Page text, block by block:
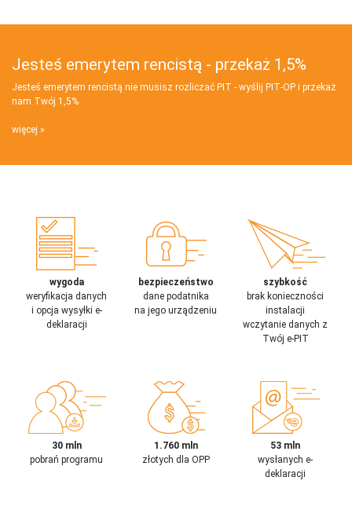
Jesteś emerytem rencistą - przekaż 1,5%
Jesteś emerytem rencistą nie musisz rozliczać PIT - wyślij PIT‑OP i przekaż
nam Twój 1,5%
więcej
wygoda
weryfikacja danych
i opcja wysyłki e-
deklaracji
bezpieczeństwo
dane podatnika
na jego urządzeniu
szybkość
brak konieczności
instalacji
wczytanie danych z
Twój e-PIT
30 mln
pobrań programu
1.760 mln
złotych dla OPP
53 mln
wysłanych e-
deklaracji